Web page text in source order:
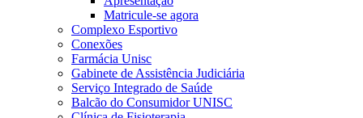
Matricule-se agora
Complexo Esportivo
Conexões
Farmácia Unisc
Gabinete de Assistência Judiciária
Serviço Integrado de Saúde
Balcão do Consumidor UNISC